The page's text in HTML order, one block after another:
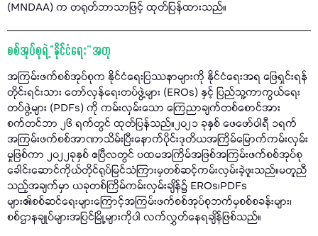
(MNDAA) က တရုတ်ဘာသာဖြင့် ထုတ်ပြန်ထားသည်။
စစ်အုပ်စုရဲ့ “နိုင်ငံရေး” အတု
အကြမ်းဖက်စစ်အုပ်စုက နိုင်ငံရေးပြဿနာများကို နိုင်ငံရေးအရ ဖြေရှင်းရန်
တိုင်းရင်းသား တော်လှန်ရေးတပ်ဖွဲ့များ (EROs) နှင့် ပြည်သူ့ကာကွယ်ရေး
တပ်ဖွဲ့များ (PDFs) ကို ကမ်းလှမ်းသော ကြေညာချက်တစ်စောင်အား
စက်တင်ဘာ ၂၆ ရက်တွင် ထုတ်ပြန်သည်။၂၀၂၁ ခုနှစ် ဖေဖော်ဝါရီ ၁ရက်
အကြမ်းဖက်စစ်အာဏာသိမ်းပြီးနောက်ပိုင်းဒုတိယအကြိမ်မြောက်ကမ်းလှမ်း
မှုဖြစ်ကာ ၂၀၂၂ခုနှစ် ဧပြီလတွင် ပထမအကြိမ်အဖြစ်အကြမ်းဖက်စစ်အုပ်စု
ခေါင်းဆောင်ကိုယ်တိုင်ရုပ်မြင်သံကြားမှတစ်ဆင့်ကမ်းလှမ်းခဲ့ဖူးသည်။မတူညီ
သည့်အချက်မှာ ယခုတစ်ကြိမ်ကမ်းလှမ်းချိန်၌ EROs၊PDFs
များ၏စစ်ဆင်ရေးများကြောင့်အကြမ်းဖက်စစ်အုပ်စုဘက်မှစစ်စခန်းများ၊
စစ်ဌာနချုပ်များအပြင်မြို့များကိုပါ လက်လွှတ်နေရချိန်ဖြစ်သည်။